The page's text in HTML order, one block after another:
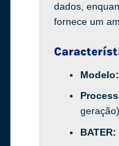
dados,
fornece um
Modelo:
geração)
BATER: